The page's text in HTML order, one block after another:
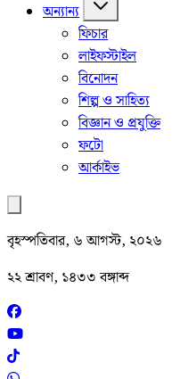
অন্যান্য
ফিচার
লাইফস্টাইল
বিনোদন
শিল্প ও সাহিত্য
বিজ্ঞান ও প্রযুক্তি
ফটো
আর্কাইভ
বৃহস্পতিবার, ৬ আগস্ট, ২০২৬
২২ শ্রাবণ, ১৪৩৩ বঙ্গাব্দ